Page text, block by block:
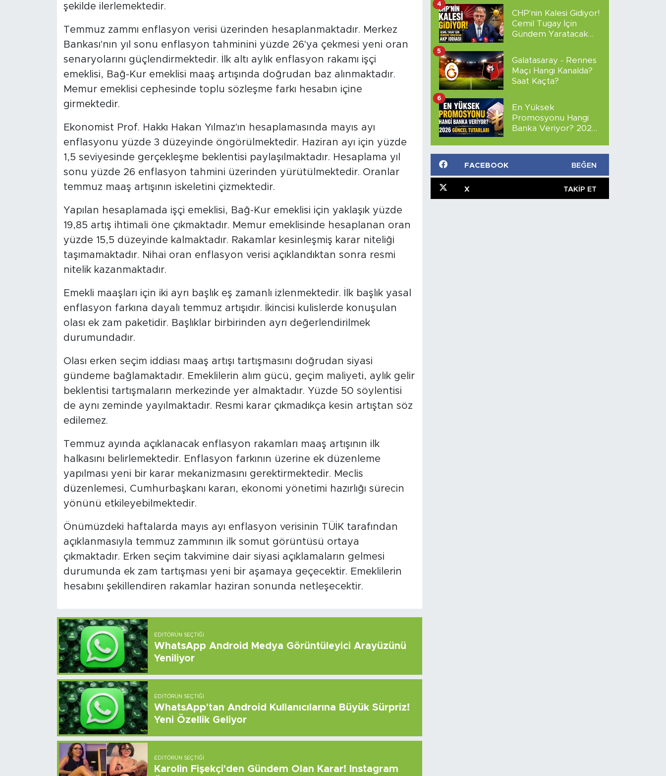
şekilde ilerlemektedir.
Temmuz zammı enflasyon verisi üzerinden hesaplanmaktadır. Merkez
Bankası'nın yıl sonu enflasyon tahminini yüzde 26'ya çekmesi yeni oran
senaryolarını güçlendirmektedir. İlk altı aylık enflasyon rakamı işçi
emeklisi, Bağ-Kur emeklisi maaş artışında doğrudan baz alınmaktadır.
Memur emeklisi cephesinde toplu sözleşme farkı hesabın içine
girmektedir.
Ekonomist Prof. Hakkı Hakan Yılmaz'ın hesaplamasında mayıs ayı
enflasyonu yüzde 3 düzeyinde öngörülmektedir. Haziran ayı için yüzde
1,5 seviyesinde gerçekleşme beklentisi paylaşılmaktadır. Hesaplama yıl
sonu yüzde 26 enflasyon tahmini üzerinden yürütülmektedir. Oranlar
temmuz maaş artışının iskeletini çizmektedir.
Yapılan hesaplamada işçi emeklisi, Bağ-Kur emeklisi için yaklaşık yüzde
19,85 artış ihtimali öne çıkmaktadır. Memur emeklisinde hesaplanan oran
yüzde 15,5 düzeyinde kalmaktadır. Rakamlar kesinleşmiş karar niteliği
taşımamaktadır. Nihai oran enflasyon verisi açıklandıktan sonra resmi
nitelik kazanmaktadır.
Emekli maaşları için iki ayrı başlık eş zamanlı izlenmektedir. İlk başlık yasal
enflasyon farkına dayalı temmuz artışıdır. İkincisi kulislerde konuşulan
olası ek zam paketidir. Başlıklar birbirinden ayrı değerlendirilmek
durumundadır.
Olası erken seçim iddiası maaş artışı tartışmasını doğrudan siyasi
gündeme bağlamaktadır. Emeklilerin alım gücü, geçim maliyeti, aylık gelir
beklentisi tartışmaların merkezinde yer almaktadır. Yüzde 50 söylentisi
de aynı zeminde yayılmaktadır. Resmi karar çıkmadıkça kesin artıştan söz
edilemez.
Temmuz ayında açıklanacak enflasyon rakamları maaş artışının ilk
halkasını belirlemektedir. Enflasyon farkının üzerine ek düzenleme
yapılması yeni bir karar mekanizmasını gerektirmektedir. Meclis
düzenlemesi, Cumhurbaşkanı kararı, ekonomi yönetimi hazırlığı sürecin
yönünü etkileyebilmektedir.
Önümüzdeki haftalarda mayıs ayı enflasyon verisinin TÜİK tarafından
açıklanmasıyla temmuz zammının ilk somut görüntüsü ortaya
çıkmaktadır. Erken seçim takvimine dair siyasi açıklamaların gelmesi
durumunda ek zam tartışması yeni bir aşamaya geçecektir. Emeklilerin
hesabını şekillendiren rakamlar haziran sonunda netleşecektir.
EDITÖRÜN SEÇTIĞI
WhatsApp Android Medya Görüntüleyici Arayüzünü
Yeniliyor
EDITÖRÜN SEÇTIĞI
WhatsApp'tan Android Kullanıcılarına Büyük Sürpriz!
Yeni Özellik Geliyor
EDITÖRÜN SEÇTIĞI
Karolin Fişekçi'den Gündem Olan Karar! Instagram
CHP'nin Kalesi Gidiyor!
Cemil Tugay İçin
Gündem Yaratacak
4
Galatasaray - Rennes
Maçı Hangi Kanalda?
Saat Kaçta?
5
En Yüksek
Promosyonu Hangi
Banka Veriyor? 2026
6
FACEBOOK BEĞEN
X TAKIP ET